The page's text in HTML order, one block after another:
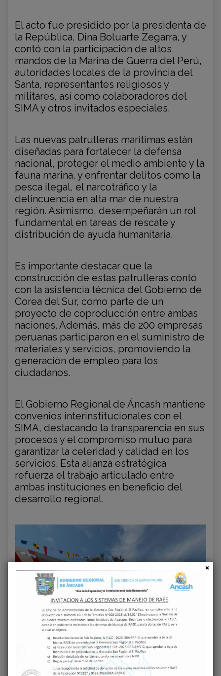
El acto fue presidido por la presidenta de
la República, Dina Boluarte Zegarra, y
contó con la participación de altos
mandos de la Marina de Guerra del Perú,
autoridades locales de la provincia del
Santa, representantes religiosos y
militares, así como colaboradores del
SIMA y otros invitados especiales.
Las nuevas patrulleras marítimas están
diseñadas para fortalecer la defensa
nacional, proteger el medio ambiente y la
fauna marina, y enfrentar delitos como la
pesca ilegal, el narcotráfico y la
delincuencia en alta mar de nuestra
región. Asimismo, desempeñarán un rol
fundamental en tareas de rescate y
distribución de ayuda humanitaria.
Es importante destacar que la
construcción de estas patrulleras contó
con la asistencia técnica del Gobierno de
Corea del Sur, como parte de un
proyecto de coproducción entre ambas
naciones. Además, más de 200 empresas
peruanas participaron en el suministro de
materiales y servicios, promoviendo la
generación de empleo para los
ciudadanos.
El Gobierno Regional de Áncash mantiene
convenios interinstitucionales con el
SIMA, destacando la transparencia en sus
procesos y el compromiso mutuo para
garantizar la celeridad y calidad en los
servicios. Esta alianza estratégica
refuerza el trabajo articulado entre
ambas instituciones en beneficio del
desarrollo regional.